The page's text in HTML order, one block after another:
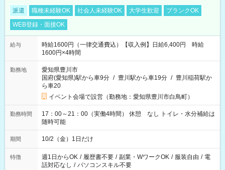
派遣 職種未経験OK 社会人未経験OK 大学生歓迎
ブランクOK
WEB登録・面接OK
給与
時給1600円（一律交通費込）【収入例】日給6,400円 時給
1600円×4時間
勤務地
愛知県豊川市
国府(愛知県)駅から車9分 / 豊川駅から車19分 / 豊川稲荷駅か
ら車20
イベント会場で設営（勤務地：愛知県豊川市白鳥町）
勤務時間
17：00～21：00（実働4時間） 休憩 なし トイレ・水分補給は
随時可能
期間 10/2（金）1日だけ
特徴 週1日からOK / 履歴書不要 / 副業・WワークOK / 服装自由 / 電
話対応なし / パソコンスキル不要